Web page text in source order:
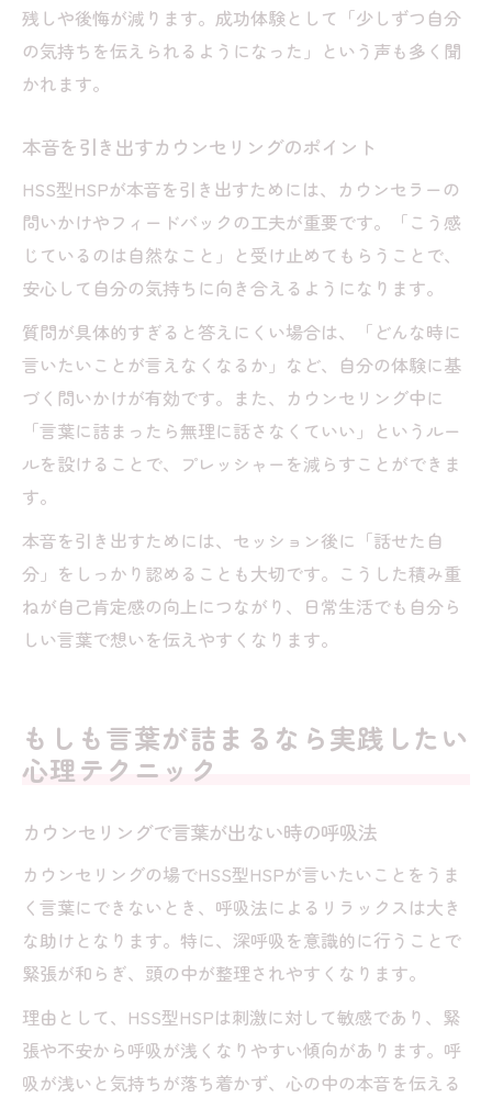
残しや後悔が減ります。成功体験として「少しずつ自分
の気持ちを伝えられるようになった」という声も多く聞
かれます。
本音を引き出すカウンセリングのポイント
HSS型HSPが本音を引き出すためには、カウンセラーの
問いかけやフィードバックの工夫が重要です。「こう感
じているのは自然なこと」と受け止めてもらうことで、
安心して自分の気持ちに向き合えるようになります。
質問が具体的すぎると答えにくい場合は、「どんな時に
言いたいことが言えなくなるか」など、自分の体験に基
づく問いかけが有効です。また、カウンセリング中に
「言葉に詰まったら無理に話さなくていい」というルー
ルを設けることで、プレッシャーを減らすことができま
す。
本音を引き出すためには、セッション後に「話せた自
分」をしっかり認めることも大切です。こうした積み重
ねが自己肯定感の向上につながり、日常生活でも自分ら
しい言葉で想いを伝えやすくなります。
もしも言葉が詰まるなら実践したい
心理テクニック
カウンセリングで言葉が出ない時の呼吸法
カウンセリングの場でHSS型HSPが言いたいことをうま
く言葉にできないとき、呼吸法によるリラックスは大き
な助けとなります。特に、深呼吸を意識的に行うことで
緊張が和らぎ、頭の中が整理されやすくなります。
理由として、HSS型HSPは刺激に対して敏感であり、緊
張や不安から呼吸が浅くなりやすい傾向があります。呼
吸が浅いと気持ちが落ち着かず、心の中の本音を伝える